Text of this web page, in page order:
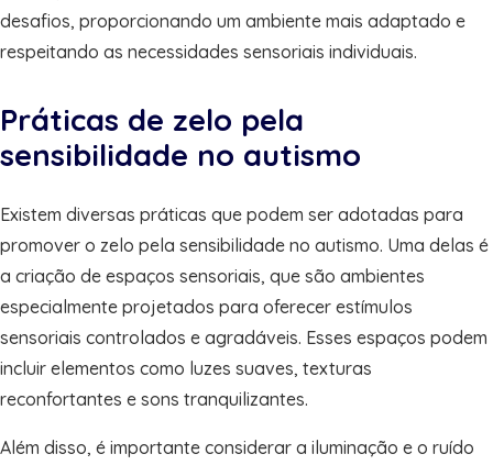
desafios, proporcionando um ambiente mais adaptado e
respeitando as necessidades sensoriais individuais.
Práticas de zelo pela
sensibilidade no autismo
Existem diversas práticas que podem ser adotadas para
promover o zelo pela sensibilidade no autismo. Uma delas é
a criação de espaços sensoriais, que são ambientes
especialmente projetados para oferecer estímulos
sensoriais controlados e agradáveis. Esses espaços podem
incluir elementos como luzes suaves, texturas
reconfortantes e sons tranquilizantes.
Além disso, é importante considerar a iluminação e o ruído